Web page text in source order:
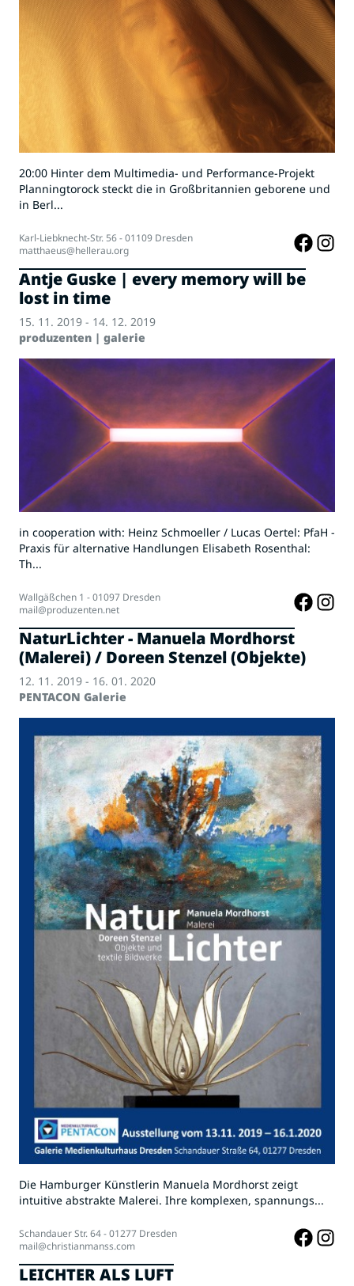
20:00 Hinter dem Multimedia- und Performance-Projekt
Planningtorock steckt die in Großbritannien geborene und
in Berl...
Karl-Liebknecht-Str. 56 - 01109 Dresden
matthaeus@hellerau.org
Antje Guske | every memory will be
lost in time
15. 11. 2019 - 14. 12. 2019
produzenten | galerie
in cooperation with: Heinz Schmoeller / Lucas Oertel: PfaH -
Praxis für alternative Handlungen Elisabeth Rosenthal:
Th...
Wallgäßchen 1 - 01097 Dresden
mail@produzenten.net
NaturLichter - Manuela Mordhorst
(Malerei) / Doreen Stenzel (Objekte)
12. 11. 2019 - 16. 01. 2020
PENTACON Galerie
Die Hamburger Künstlerin Manuela Mordhorst zeigt
intuitive abstrakte Malerei. Ihre komplexen, spannungs...
Schandauer Str. 64 - 01277 Dresden
mail@christianmanss.com
LEICHTER ALS LUFT